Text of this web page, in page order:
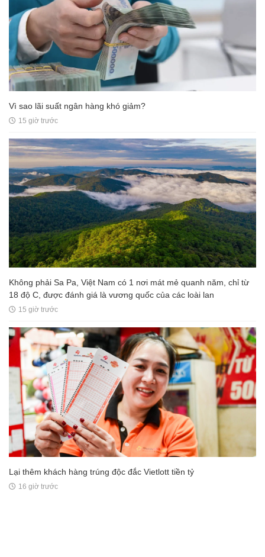
Vì sao lãi suất ngân hàng khó giảm?
15 giờ trước
Không phải Sa Pa, Việt Nam có 1 nơi mát mẻ quanh năm, chỉ từ
18 độ C, được đánh giá là vương quốc của các loài lan
15 giờ trước
Lại thêm khách hàng trúng độc đắc Vietlott tiền tỷ
16 giờ trước